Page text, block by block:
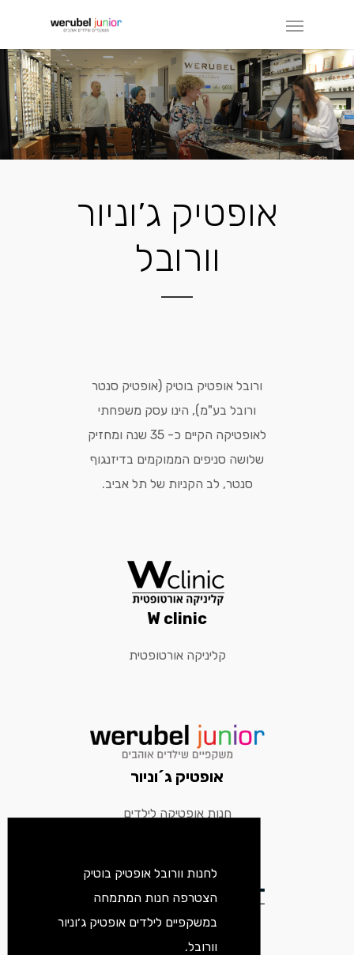
אופטיק ג׳וניור
וורובל
ורובל אופטיק בוטיק (אופטיק סנטר
ורובל בע"מ), הינו עסק משפחתי
לאופטיקה הקיים כ- 35 שנה ומחזיק
שלושה סניפים הממוקמים בדיזנגוף
סנטר, לב הקניות של תל אביב.
W clinic
קליניקה אורטופטית
אופטיק ג´וניור
חנות אופטיקה לילדים
ורובל אופטיק בוטיק
לחנות וורובל אופטיק בוטיק
הצטרפה חנות המתמחה
במשקפיים לילדים אופטיק ג׳וניור
וורובל.